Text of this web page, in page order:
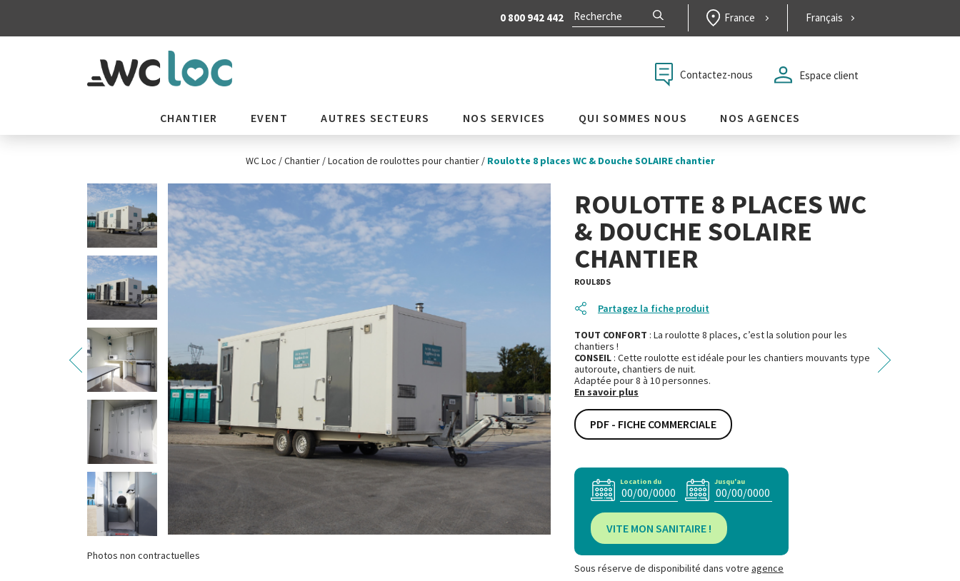
0 800 942 442 France Français
Contactez-nous Espace client
CHANTIER EVENT AUTRES SECTEURS NOS SERVICES QUI SOMMES NOUS NOS AGENCES
WC Loc /Chantier/Location de roulottes pour chantier/ Roulotte 8 places WC & Douche SOLAIRE chantier
Photos non contractuelles
ROULOTTE 8 PLACES WC
& DOUCHE SOLAIRE
CHANTIER
ROUL8DS
Partagez la fiche produit
TOUT CONFORT : La roulotte 8 places, c’est la solution pour les
chantiers !
CONSEIL : Cette roulotte est idéale pour les chantiers mouvants type
autoroute, chantiers de nuit.
Adaptée pour 8 à 10 personnes.
En savoir plus
PDF - FICHE COMMERCIALE
Location du Jusqu'au
VITE MON SANITAIRE !
Sous réserve de disponibilité dans votre agence